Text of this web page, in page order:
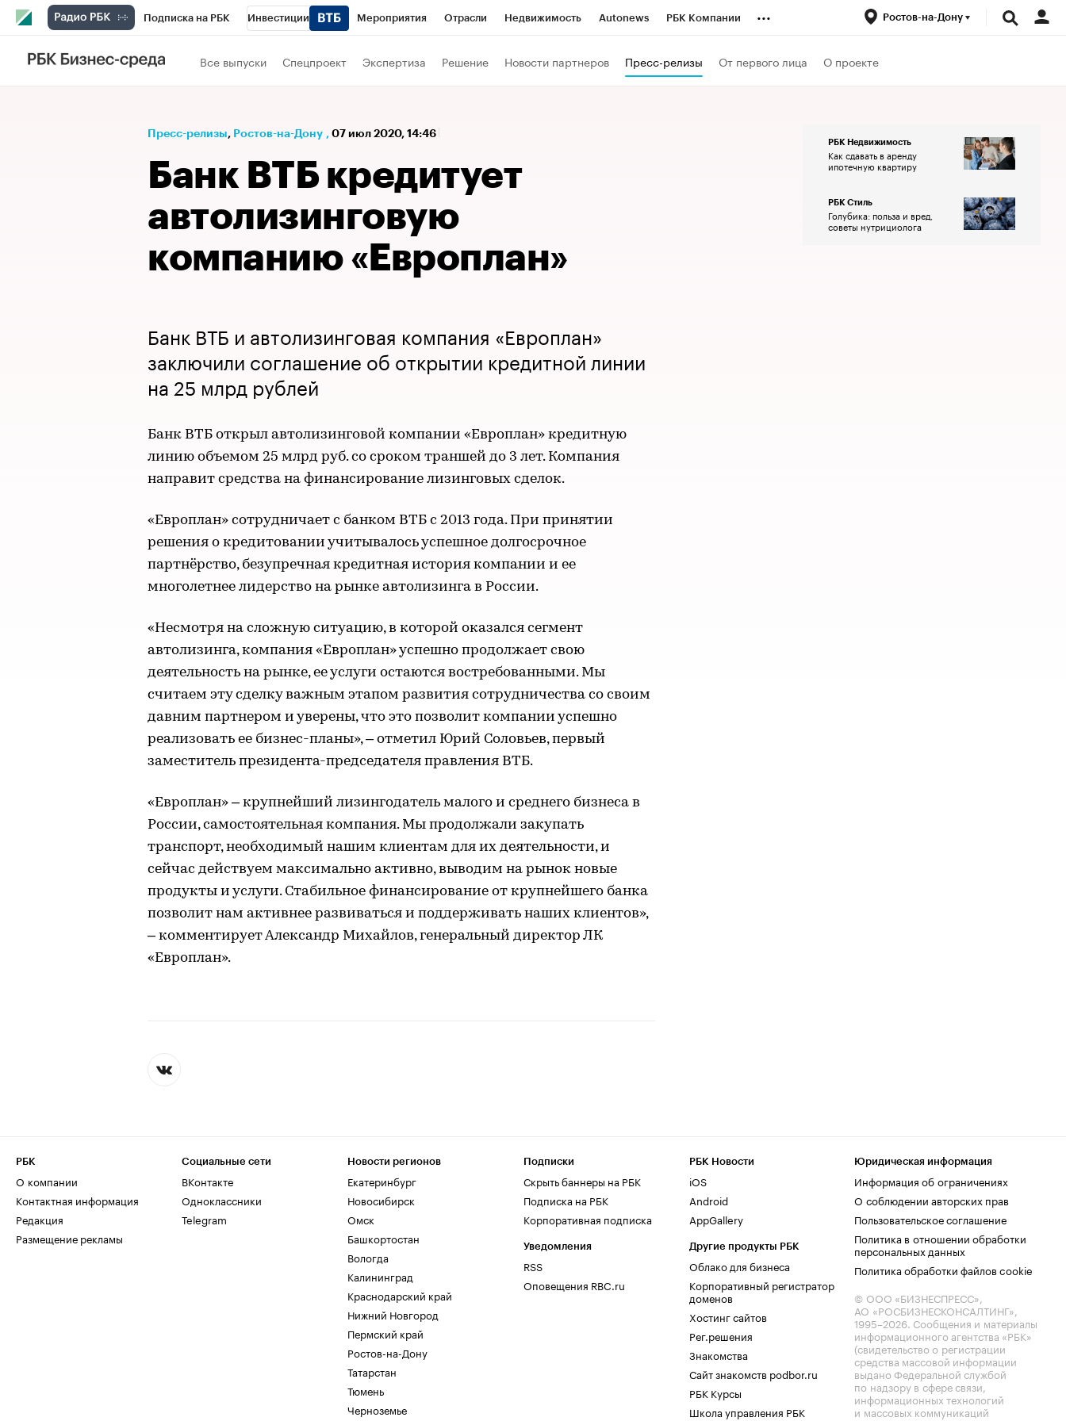
Подписка на РБК Инвестиции Мероприятия Отрасли Недвижимость Autonews РБК Компании
Телеканал
Спецпроекты Проверка контрагентов
... Ростов-на-Дону
Все выпуски Спецпроект Экспертиза Решение Новости партнеров Пресс-релизы От первого лица О проекте
Пресс-релизы⁠, Ростов-на-Дону , 07 июл 2020, 14:46
Банк ВТБ кредитует
автолизинговую
компанию «Европлан»
Банк ВТБ и автолизинговая компания «Европлан»
заключили соглашение об открытии кредитной линии
на 25 млрд рублей
Банк ВТБ открыл автолизинговой компании «Европлан» кредитную
линию объемом 25 млрд руб. со сроком траншей до 3 лет. Компания
направит средства на финансирование лизинговых сделок.
«Европлан» сотрудничает с банком ВТБ с 2013 года. При принятии
решения о кредитовании учитывалось успешное долгосрочное
партнёрство, безупречная кредитная история компании и ее
многолетнее лидерство на рынке автолизинга в России.
«Несмотря на сложную ситуацию, в которой оказался сегмент
автолизинга, компания «Европлан» успешно продолжает свою
деятельность на рынке, ее услуги остаются востребованными. Мы
считаем эту сделку важным этапом развития сотрудничества со своим
давним партнером и уверены, что это позволит компании успешно
реализовать ее бизнес-планы», – отметил Юрий Соловьев, первый
заместитель президента-председателя правления ВТБ.
«Европлан» – крупнейший лизингодатель малого и среднего бизнеса в
России, самостоятельная компания. Мы продолжали закупать
транспорт, необходимый нашим клиентам для их деятельности, и
сейчас действуем максимально активно, выводим на рынок новые
продукты и услуги. Стабильное финансирование от крупнейшего банка
позволит нам активнее развиваться и поддерживать наших клиентов»,
– комментирует Александр Михайлов, генеральный директор ЛК
«Европлан».
РБК Недвижимость
Как сдавать в аренду
ипотечную квартиру
РБК Стиль
Голубика: польза и вред,
советы нутрициолога
РБК
О компании
Контактная информация
Редакция
Размещение рекламы
Социальные сети
ВКонтакте
Одноклассники
Telegram
Новости регионов
Екатеринбург
Новосибирск
Омск
Башкортостан
Вологда
Калининград
Краснодарский край
Нижний Новгород
Пермский край
Ростов-на-Дону
Татарстан
Тюмень
Черноземье
Подписки
Скрыть баннеры на РБК
Подписка на РБК
Корпоративная подписка
Уведомления
RSS
Оповещения RBC.ru
РБК Новости
iOS
Android
AppGallery
Другие продукты РБК
Облако для бизнеса
Корпоративный регистратор
доменов
Хостинг сайтов
Рег.решения
Знакомства
Сайт знакомств podbor.ru
РБК Курсы
Школа управления РБК
Юридическая информация
Информация об ограничениях
О соблюдении авторских прав
Пользовательское соглашение
Политика в отношении обработки
персональных данных
Политика обработки файлов cookie
© ООО «БИЗНЕСПРЕСС»,
АО «РОСБИЗНЕСКОНСАЛТИНГ»,
1995–2026. Сообщения и материалы
информационного агентства «РБК»
(свидетельство о регистрации
средства массовой информации
выдано Федеральной службой
по надзору в сфере связи,
информационных технологий
и массовых коммуникаций